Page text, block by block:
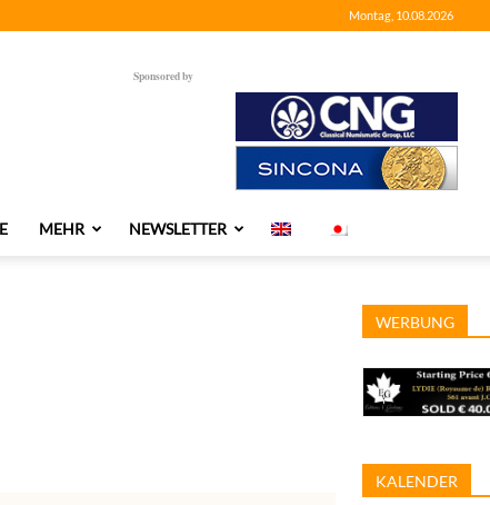
Montag, 10.08.2026
Sponsored by
MEHR NEWSLETTER
WERBUNG
KALENDER